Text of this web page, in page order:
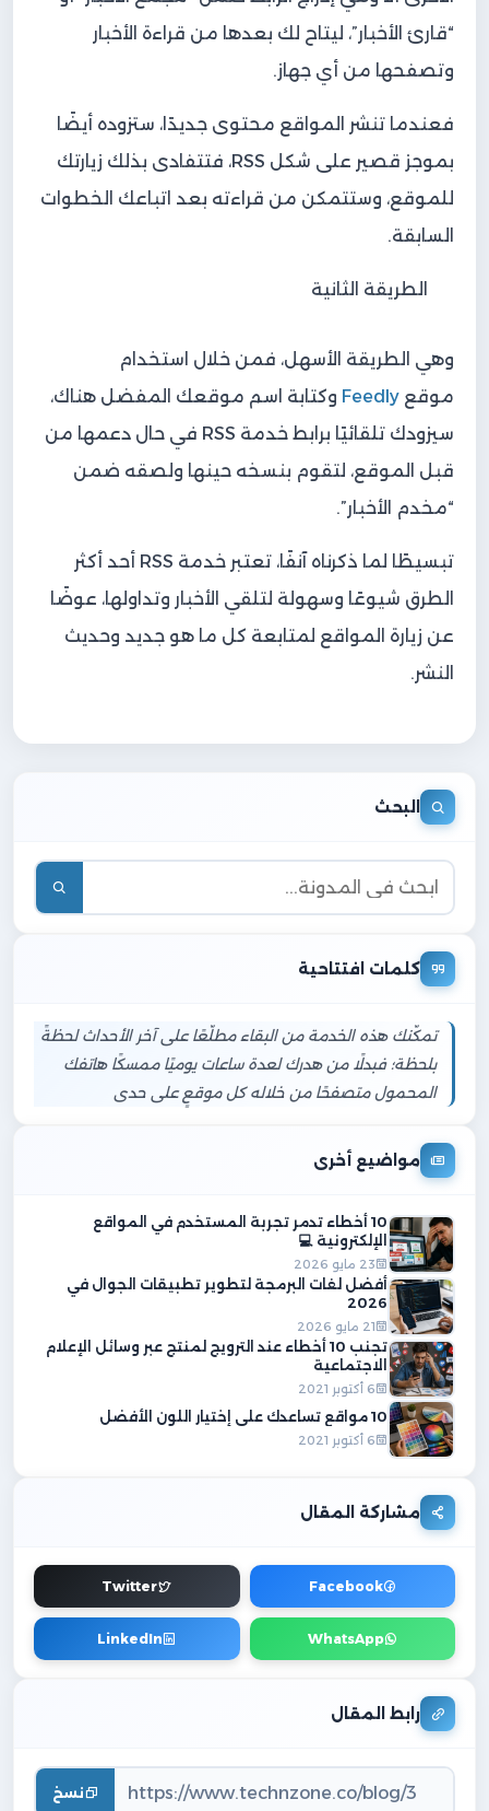
“قارئ الأخبار”، ليتاح لك بعدها من قراءة الأخبار
وتصفحها من أي جهاز.
فعندما تنشر المواقع محتوى جديدًا، ستزوده أيضًا
بموجز قصير على شكل RSS، فتتفادى بذلك زيارتك
للموقع، وستتمكن من قراءته بعد اتباعك الخطوات
السابقة.
الطريقة الثانية
وهي الطريقة الأسهل، فمن خلال استخدام
موقع Feedly وكتابة اسم موقعك المفضل هناك،
سيزودك تلقائيًا برابط خدمة RSS في حال دعمها من
قبل الموقع، لتقوم بنسخه حينها ولصقه ضمن
“مخدم الأخبار”.
تبسيطًا لما ذكرناه آنفًا، تعتبر خدمة RSS أحد أكثر
الطرق شيوعًا وسهولة لتلقي الأخبار وتداولها، عوضًا
عن زيارة المواقع لمتابعة كل ما هو جديد وحديث
النشر.
البحث
كلمات افتتاحية
تمكّنك هذه الخدمة من البقاء مطلّعًا على آخر الأحداث لحظةً
بلحظة؛ فبدلًا من هدرك لعدة ساعات يوميًا ممسكًا هاتفك
المحمول متصفحًا من خلاله كل موقعٍ على حدى
مواضيع أخرى
10 أخطاء تدمر تجربة المستخدم في المواقع
الإلكترونية 💻
23 مايو 2026
أفضل لغات البرمجة لتطوير تطبيقات الجوال في
2026
21 مايو 2026
تجنب 10 أخطاء عند الترويج لمنتج عبر وسائل الإعلام
الاجتماعية
6 أكتوبر 2021
10 مواقع تساعدك على إختيار اللون الأفضل
6 أكتوبر 2021
مشاركة المقال
Facebook
Twitter
WhatsApp
LinkedIn
رابط المقال
نسخ